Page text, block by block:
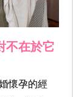
不在於它
懷孕的經